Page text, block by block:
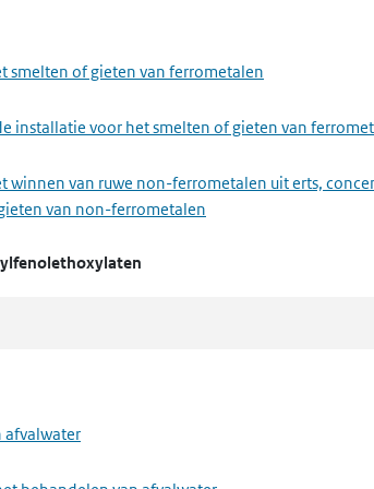
waspoeder of enzymen
smelten of gieten van ferrometalen
installatie voor het smelten of gieten van
van ruwe non-ferrometalen uit erts,
van non-ferrometalen
van cement, cementklinkers, ongebluste
installatie voor het maken van cement,
afvalwater